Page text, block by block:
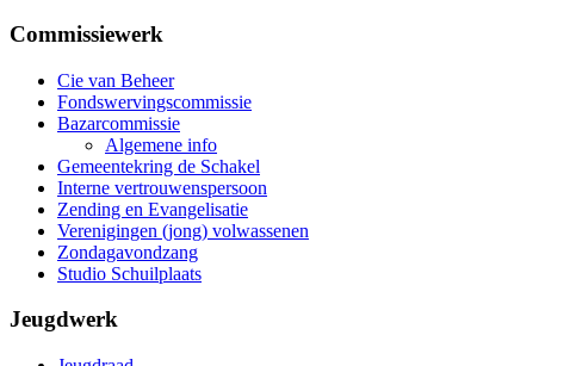
Commissiewerk
Cie van Beheer
Fondswervingscommissie
Bazarcommissie
Algemene info
Gemeentekring de Schakel
Interne vertrouwenspersoon
Zending en Evangelisatie
Verenigingen (jong) volwassenen
Zondagavondzang
Studio Schuilplaats
Jeugdwerk